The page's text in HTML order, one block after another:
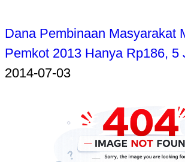
Dana Pembinaan Masyarakat
Pemkot 2013 Hanya Rp186, 5
2014-07-03